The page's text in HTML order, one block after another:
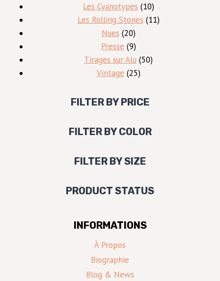
produits
Les Cyanotypes 1010
produits
Les Rolling Stones 1111
Nues 2020
produits
Presse 99
produits
Tirages sur Alu 5050
Vintage 2525
FILTER BY PRICE
FILTER BY COLOR
FILTER BY SIZE
PRODUCT STATUS
INFORMATIONS
À Propos
Biographie
Blog & News